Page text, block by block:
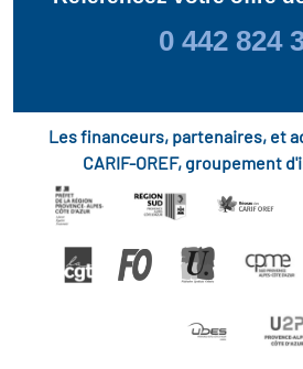
0 442 824
Les financeurs, partenaires, et
CARIF-OREF, groupement